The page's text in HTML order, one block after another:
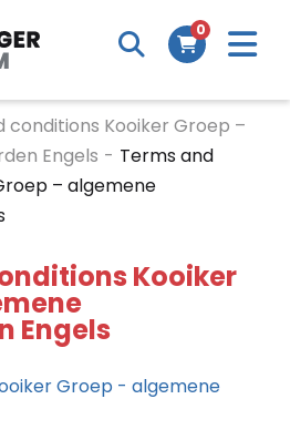
Search
0
Cart
conditions Kooiker Groep –
Engels - Terms and
– algemene
Kooiker
Engels
Groep - algemene